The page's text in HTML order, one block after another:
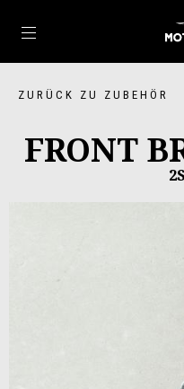
ZURÜCK ZU ZUBEHÖR
FRONT